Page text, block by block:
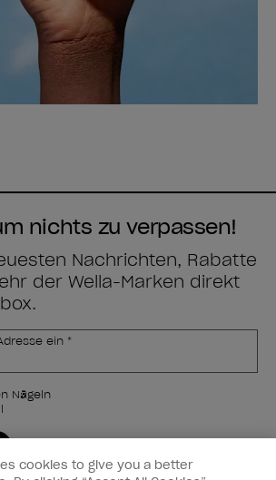
nichts zu verpassen!
Nachrichten, Rabatte
der Wella-Marken direkt
ein *
Nägeln
cookies to give you a better